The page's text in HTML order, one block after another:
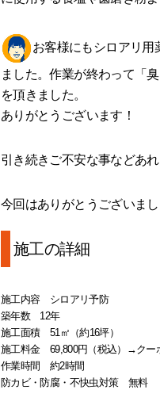
お客様にもシロアリ用
ました。作業が終わって「
を頂きました。
ありがとうございます！
引き続きご不安な事などあ
今回はありがとうございまし
施工の詳細
施工内容 シロアリ予防
築年数 12年
施工面積 51㎡（約16坪）
施工料金 69,800円（税込）→クー
作業時間 約2時間
防カビ・防腐・不快虫対策 無料